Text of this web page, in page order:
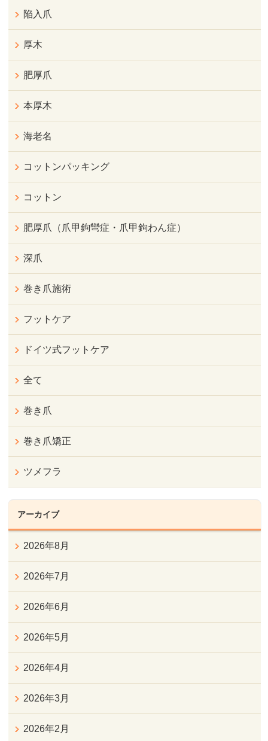
陥入爪
厚木
肥厚爪
本厚木
海老名
コットンパッキング
コットン
肥厚爪（爪甲鉤彎症・爪甲鉤わん症）
深爪
巻き爪施術
フットケア
ドイツ式フットケア
全て
巻き爪
巻き爪矯正
ツメフラ
アーカイブ
2026年8月
2026年7月
2026年6月
2026年5月
2026年4月
2026年3月
2026年2月